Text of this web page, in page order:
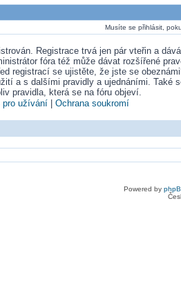
Musíte se přihlásit,
Registrace trvá jen pár vteřin a
fóra též může dávat rozšířené
registrací se ujistěte, že jste se
a s dalšími pravidly a ujednáními. Také
pravidla, která se na fóru objeví.
pro užívání
Ochrana soukromí
Powered by